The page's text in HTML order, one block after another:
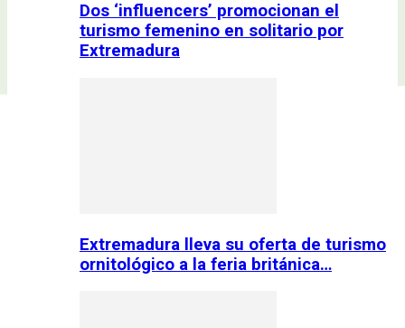
Dos ‘influencers’ promocionan el
turismo femenino en solitario por
Extremadura
Extremadura lleva su oferta de turismo
ornitológico a la feria británica…